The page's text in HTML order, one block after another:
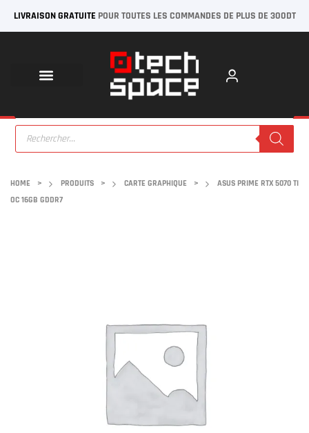
LIVRAISON GRATUITE POUR TOUTES LES COMMANDES DE PLUS DE 300DT
HOME > PRODUITS > CARTE GRAPHIQUE >
ASUS PRIME RTX 5070 TI
OC 16GB GDDR7